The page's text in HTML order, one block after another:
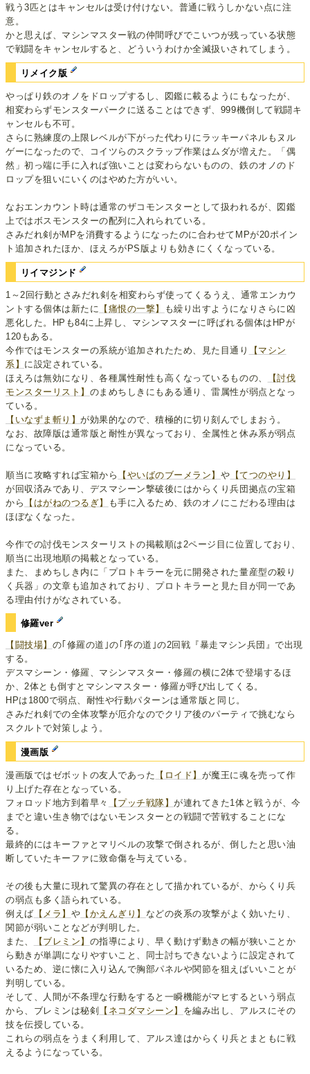
戦う3匹とはキャンセルは受け付けない。普通に戦うしかない点に注
意。
かと思えば、マシンマスター戦の仲間呼びでこいつが残っている状態
で戦闘をキャンセルすると、どういうわけか全滅扱いされてしまう。
リメイク版
やっぱり鉄のオノをドロップするし、図鑑に載るようにもなったが、
相変わらずモンスターパークに送ることはできず、999機倒して戦闘キ
ャンセルも不可。
さらに熟練度の上限レベルが下がった代わりにラッキーパネルもヌル
ゲーになったので、コイツらのスクラップ作業はムダが増えた。「偶
然」初っ端に手に入れば強いことは変わらないものの、鉄のオノのド
ロップを狙いにいくのはやめた方がいい。
なおエンカウント時は通常のザコモンスターとして扱われるが、図鑑
上ではボスモンスターの配列に入れられている。
さみだれ剣がMPを消費するようになったのに合わせてMPが20ポイン
ト追加されたほか、ほえろがPS版よりも効きにくくなっている。
リイマジンド
1～2回行動とさみだれ剣を相変わらず使ってくるうえ、通常エンカウ
ントする個体は新たに
【痛恨の一撃】
も繰り出すようになりさらに凶
悪化した。HPも84に上昇し、マシンマスターに呼ばれる個体はHPが
120もある。
今作ではモンスターの系統が追加されたため、見た目通り
【マシン
系】 に設定されている。
ほえろは無効になり、各種属性耐性も高くなっているものの、
【討伐
モンスターリスト】 のまめちしきにもある通り、雷属性が弱点となっ
ている。
【いなずま斬り】が効果的なので、積極的に切り刻んでしまおう。
なお、故障版は通常版と耐性が異なっており、全属性と休み系が弱点
になっている。
順当に攻略すれば宝箱から 【やいばのブーメラン】 や 【てつのやり】
が回収済みであり、デスマシーン撃破後にはからくり兵団拠点の宝箱
から
【はがねのつるぎ】
も手に入るため、鉄のオノにこだわる理由は
ほぼなくなった。
今作での討伐モンスターリストの掲載順は2ページ目に位置しており、
順当に出現地順の掲載となっている。
また、まめちしき内に「プロトキラーを元に開発された量産型の殺り
く兵器」の文章も追加されており、プロトキラーと見た目が同一であ
る理由付けがなされている。
修羅ver
【闘技場】 の｢修羅の道｣の｢序の道｣の2回戦『暴走マシン兵団』で出現
する。
デスマシーン・修羅、マシンマスター・修羅の横に2体で登場するほ
か、2体とも倒すとマシンマスター・修羅が呼び出してくる。
HPは1800で弱点、耐性や行動パターンは通常版と同じ。
さみだれ剣での全体攻撃が厄介なのでクリア後のパーティで挑むなら
スクルトで対策しよう。
漫画版
漫画版ではゼボットの友人であった 【ロイド】 が魔王に魂を売って作
り上げた存在となっている。
フォロッド地方到着早々
【プッチ戦隊】が連れてきた1体と戦うが、今
までと違い生き物ではないモンスターとの戦闘で苦戦することにな
る。
最終的にはキーファとマリベルの攻撃で倒されるが、倒したと思い油
断していたキーファに致命傷を与えている。
その後も大量に現れて驚異の存在として描かれているが、からくり兵
の弱点も多く語られている。
例えば 【メラ】 や 【かえんぎり】 などの炎系の攻撃がよく効いたり、
関節が弱いことなどが判明した。
また、
【ブレミン】 の指導により、早く動けず動きの幅が狭いことか
ら動きが単調になりやすいこと、同士討ちできないように設定されて
いるため、逆に懐に入り込んで胸部パネルや関節を狙えばいいことが
判明している。
そして、人間が不条理な行動をすると一瞬機能がマヒするという弱点
から、ブレミンは秘剣 【ネコダマシーン】 を編み出し、アルスにその
技を伝授している。
これらの弱点をうまく利用して、アルス達はからくり兵とまともに戦
えるようになっている。